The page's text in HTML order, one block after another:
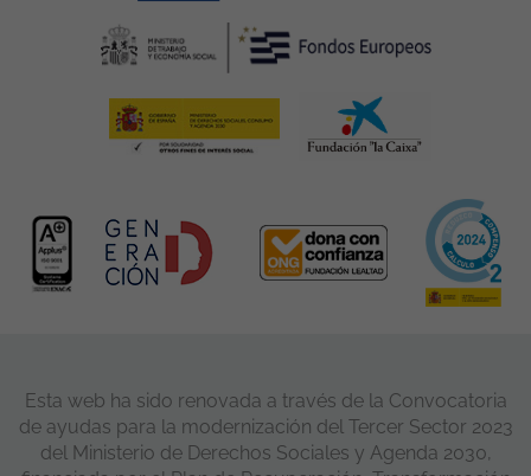
Esta web ha sido renovada a través de la Convocatoria
de ayudas para la modernización del Tercer Sector 2023
del Ministerio de Derechos Sociales y Agenda 2030,